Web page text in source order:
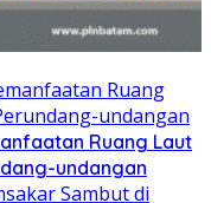
Ruang Laut
undangan